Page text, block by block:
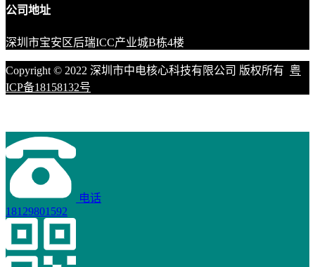
公司地址
深圳市宝安区后瑞ICC产业城B栋4楼
Copyright © 2022 深圳市中电核心科技有限公司 版权所有 粤
ICP备18158132号
电话
18129801592